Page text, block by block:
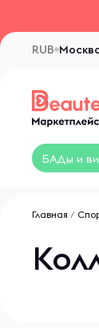
RUB
БАДы и
Главная /